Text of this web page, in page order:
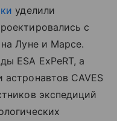
уделили
с
Луне и Марсе.
ESA ExPeRT, а
CAVES
экспедиций